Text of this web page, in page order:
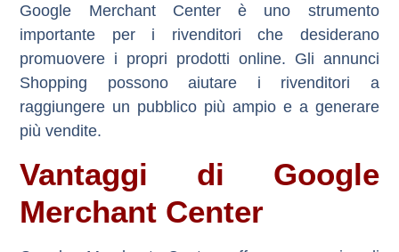
Google Merchant Center è uno strumento
importante per i rivenditori che desiderano
promuovere i propri prodotti online. Gli annunci
Shopping possono aiutare i rivenditori a
raggiungere un pubblico più ampio e a generare
più vendite.
Vantaggi di Google
Merchant Center